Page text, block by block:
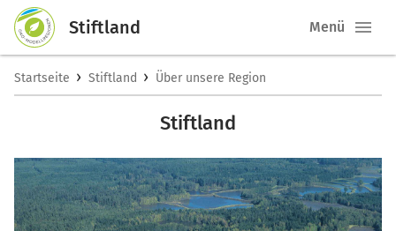
Stiftland Menü
Startseite › Stiftland › Über unsere Region
Stiftland